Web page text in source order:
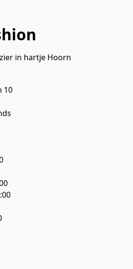
in hartje Hoorn
10